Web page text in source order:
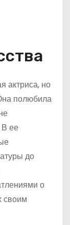
актриса, но
полюбила
В ее
до
о
своим